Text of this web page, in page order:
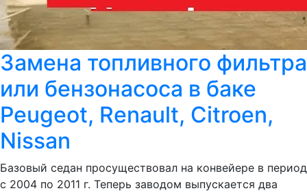
Замена топливного фильтра
или бензонасоса в баке
Peugeot, Renault, Citroen,
Nissan
Базовый седан просуществовал на конвейере в период
с 2004 по 2011 г. Теперь заводом выпускается два